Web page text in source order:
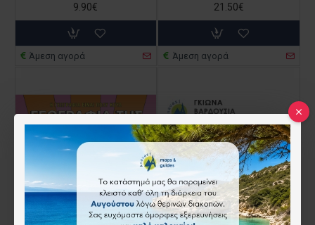
9.90€
Άμεση αγορά
21.50€
Άμεση αγορά